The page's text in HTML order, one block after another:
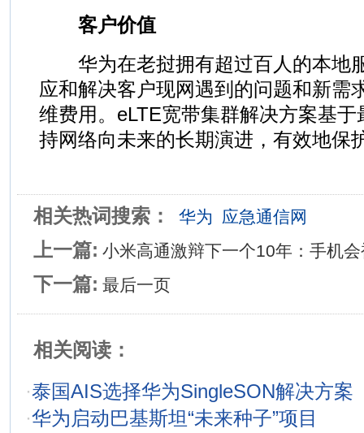
客户价值
华为在老挝拥有超过百人的本地
应和解决客户现网遇到的问题和新需
维费用。eLTE宽带集群解决方案基
持网络向未来的长期演进，有效地保
相关热词搜索： 华为 应急通信网
上一篇: 小米高通激辩下一个10年：手机
下一篇: 最后一页
相关阅读：
·泰国AIS选择华为SingleSON解决方案
·华为启动巴基斯坦“未来种子”项目